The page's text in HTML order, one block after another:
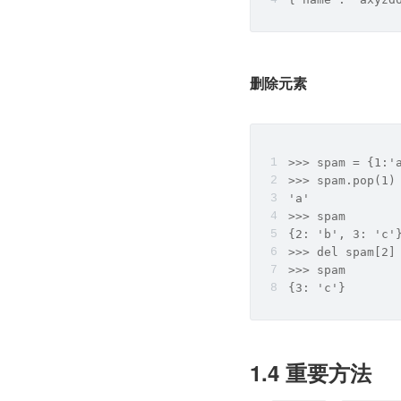
删除元素
>>> spam =
>>> spam.pop(1)
'a'
>>> spam
{2: 'b', 3: 'c'}
>>> del spam[2]
>>> spam
{3: 'c'}
1.4 重要方法